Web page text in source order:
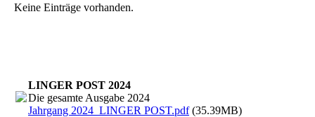
Keine Einträge vorhanden.
LINGER POST 2024
Die gesamte Ausgabe 2024
Jahrgang 2024_LINGER POST.pdf(35.39MB)